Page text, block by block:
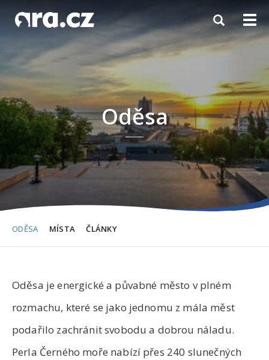
Toggle
navigation
ODĚSA MÍSTA ČLÁNKY
Oděsa
Oděsa je energické a půvabné město v plném
rozmachu, které se jako jednomu z mála měst
podařilo zachránit svobodu a dobrou náladu.
Perla Černého moře nabízí přes 240 slunečných